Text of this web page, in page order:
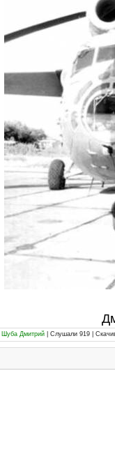
Шуба Дмитрий | Слушали 919 |